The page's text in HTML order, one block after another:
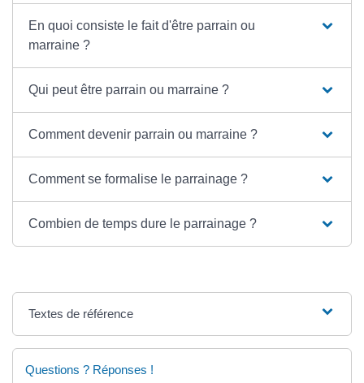
En quoi consiste le fait d'être parrain ou
marraine ?
Qui peut être parrain ou marraine ?
Comment devenir parrain ou marraine ?
Comment se formalise le parrainage ?
Combien de temps dure le parrainage ?
Textes de référence
Questions ? Réponses !